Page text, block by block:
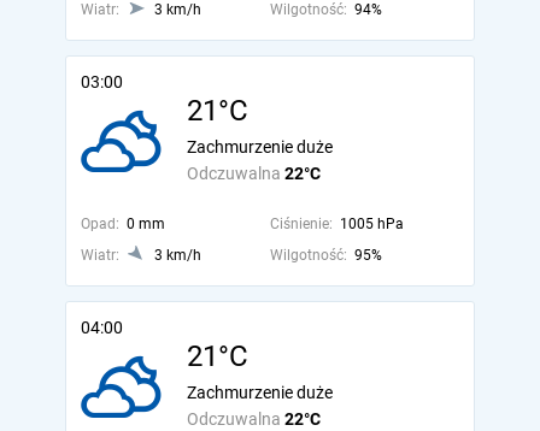
Wiatr:
3 km/h Wilgotność: 94%
03:00
21°C
Odczuwalna 22°C
Zachmurzenie duże
Opad: 0 mm Ciśnienie: 1005 hPa
Wiatr:
3 km/h Wilgotność: 95%
04:00
21°C
Odczuwalna 22°C
Zachmurzenie duże